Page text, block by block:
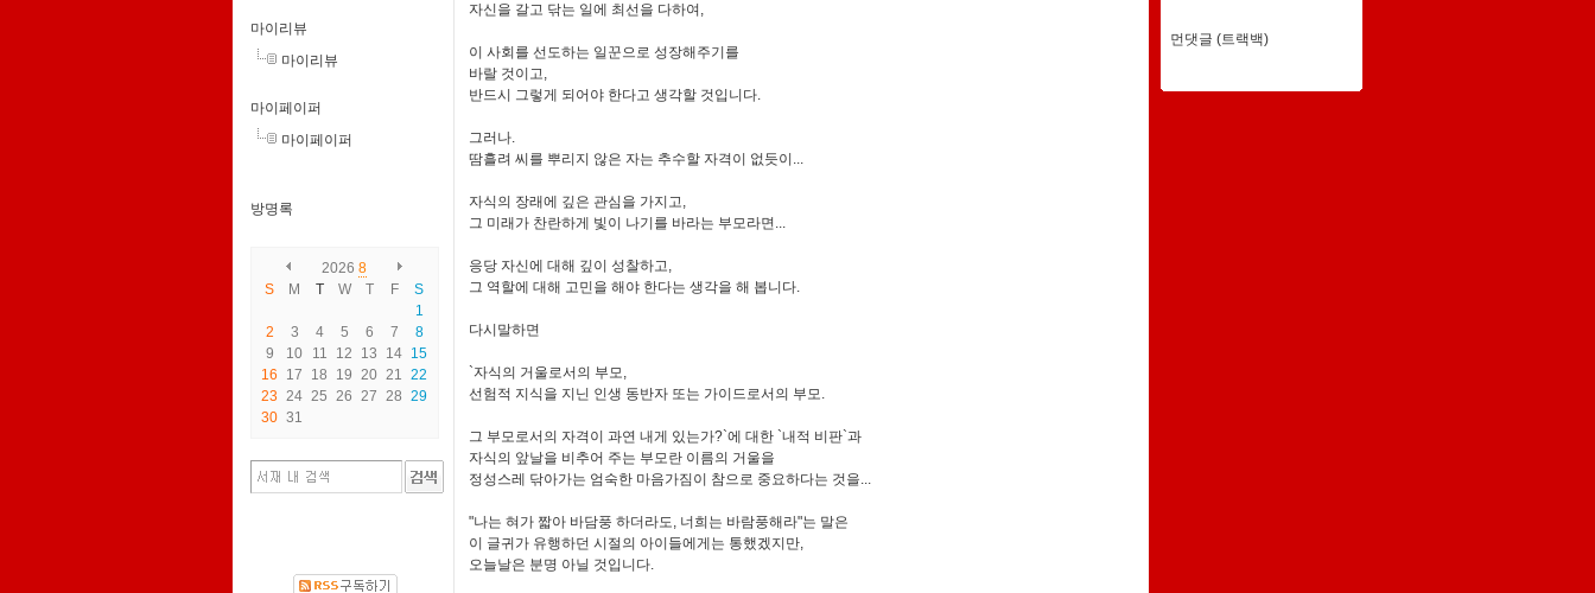
마이리뷰
마이리뷰
마이페이퍼
마이페이퍼
방명록
2026 8
S
M T W T F
S
1
2
3 4 5 6 7
8
9
10 11 12 13 14 15
16
17 18 19 20 21
22
23 24 25 26 27 28 29
30 31
자신을 갈고 닦는 일에 최선을 다하여,
이 사회를 선도하는 일꾼으로 성장해주기를
바랄 것이고,
반드시 그렇게 되어야 한다고 생각할 것입니다.
그러나.
땀흘려 씨를 뿌리지 않은 자는 추수할 자격이 없듯이...
자식의 장래에 깊은 관심을 가지고,
그 미래가 찬란하게 빛이 나기를 바라는 부모라면...
응당 자신에 대해 깊이 성찰하고,
그 역할에 대해 고민을 해야 한다는 생각을 해 봅니다.
다시말하면
`자식의 거울로서의 부모,
선험적 지식을 지닌 인생 동반자 또는 가이드로서의 부모.
그 부모로서의 자격이 과연 내게 있는가?`에 대한 `내적 비판`과
자식의 앞날을 비추어 주는 부모란 이름의 거울을
정성스레 닦아가는 엄숙한 마음가짐이 참으로 중요하다는 것을...
"나는 혀가 짧아 바담풍 하더라도, 너희는 바람풍해라"는 말은
이 글귀가 유행하던 시절의 아이들에게는 통했겠지만,
오늘날은 분명 아닐 것입니다.
먼댓글 (트랙백)